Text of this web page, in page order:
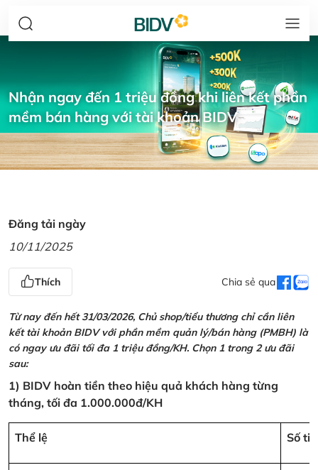
Nhận ngay đến 1 triệu đồng khi liên kết phần
mềm bán hàng với tài khoản BIDV
Đăng tải ngày
10/11/2025
Thích Chia sẻ qua
Từ nay đến hết 31/03/2026, Chủ shop/tiểu thương chỉ cần liên
kết tài khoản BIDV với phần mềm quản lý/bán hàng (PMBH) là
có ngay ưu đãi tối đa 1 triệu đồng/KH. Chọn 1 trong 2 ưu đãi
sau:
1) BIDV hoàn tiền theo hiệu quả khách hàng từng
tháng, tối đa 1.000.000đ/KH
Thể lệ Số